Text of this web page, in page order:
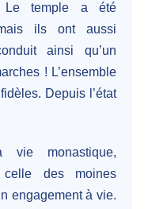
Le temple a été
ils ont aussi
ainsi qu’un
! L’ensemble
Depuis l’état
vie monastique,
celle des moines
engagement à vie.